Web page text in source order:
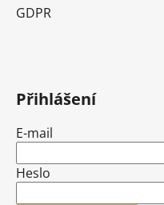
GDPR
Přihlášení
E-mail
Heslo